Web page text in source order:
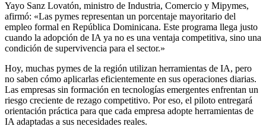
Yayo Sanz Lovatón, ministro de Industria, Comercio y Mipymes,
afirmó: «Las pymes representan un porcentaje mayoritario del
empleo formal en República Dominicana. Este programa llega justo
cuando la adopción de IA ya no es una ventaja competitiva, sino una
condición de supervivencia para el sector.»
Hoy, muchas pymes de la región utilizan herramientas de IA, pero
no saben cómo aplicarlas eficientemente en sus operaciones diarias.
Las empresas sin formación en tecnologías emergentes enfrentan un
riesgo creciente de rezago competitivo. Por eso, el piloto entregará
orientación práctica para que cada empresa adopte herramientas de
IA adaptadas a sus necesidades reales.